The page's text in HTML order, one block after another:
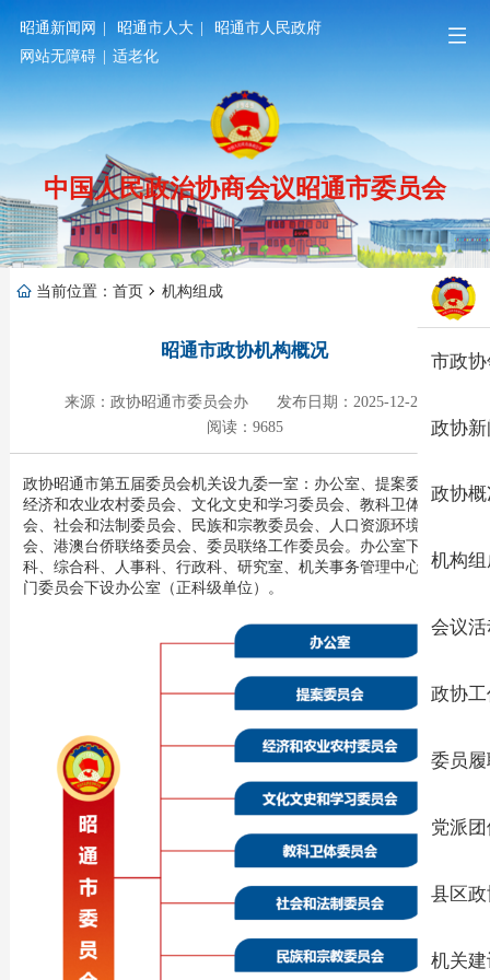
昭通新闻网 | 昭通市人大 |
昭通市人民政府
网站无障碍 | 适老化
中国人民政治协商会议昭通市委员会
市政
政协新
政协概
机构组
会议活
政协工
委员履
党派
县区政
机关建
当前位置： 首页 机构组成
昭通市政协机构概况
来源：政协昭通市委员会办
发布日期：2025-12-25
阅读：9685
政协昭通市第五届委员会机关设九委一室：办公室、提案委员会、
经济和农业农村委员会、文化文史和学习委员会、教科卫体委员
会、社会和法制委员会、民族和宗教委员会、人口资源环境委员
会、港澳台侨联络委员会、委员联络工作委员会。办公室下设秘书
科、综合科、人事科、行政科、研究室、机关事务管理中心，各专
门委员会下设办公室（正科级单位）。